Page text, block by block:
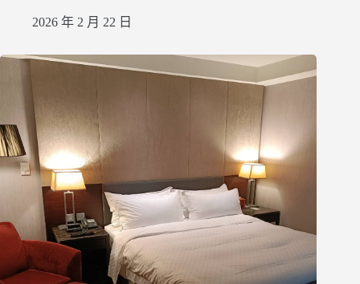
2026 年 2 月 22 日